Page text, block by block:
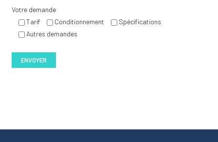
Votre demande
Tarif
Conditionnement
Spécifications
Autres demandes